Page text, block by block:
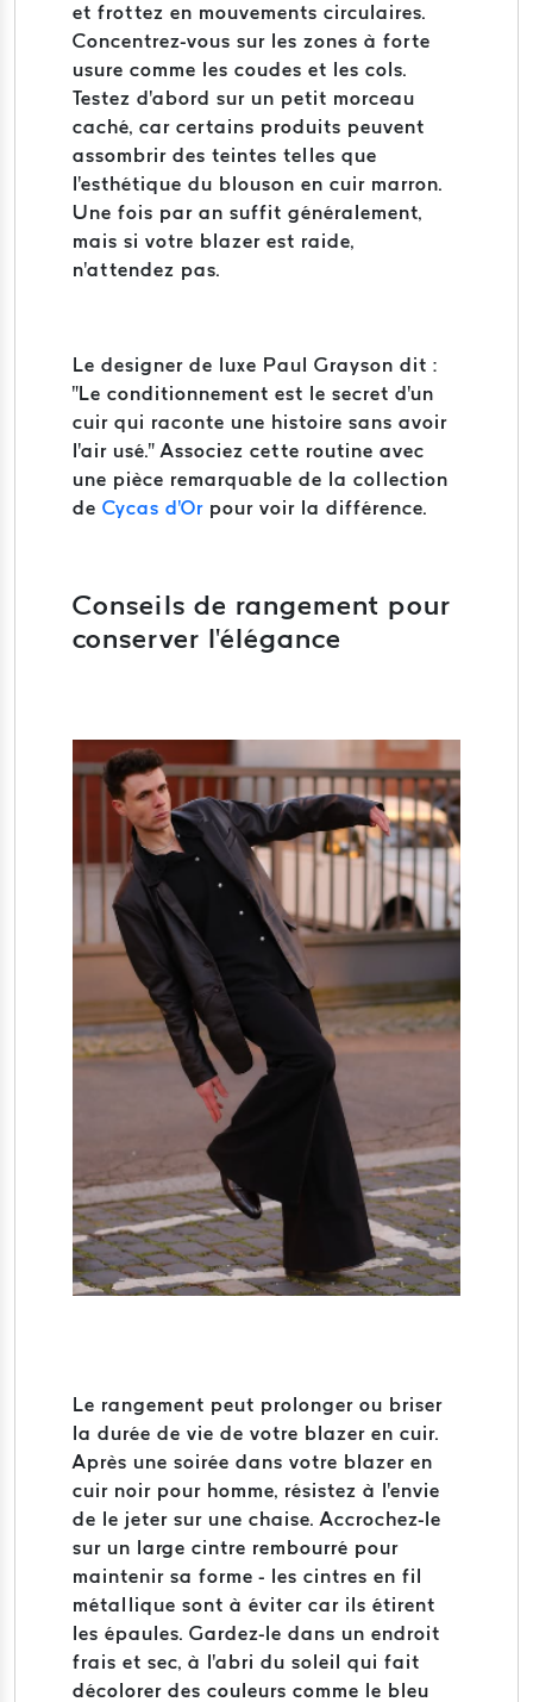
et frottez en mouvements circulaires.
Concentrez-vous sur les zones à forte
usure comme les coudes et les cols.
Testez d'abord sur un petit morceau
caché, car certains produits peuvent
assombrir des teintes telles que
l'esthétique du blouson en cuir marron.
Une fois par an suffit généralement,
mais si votre blazer est raide,
n'attendez pas.
Le designer de luxe Paul Grayson dit :
"Le conditionnement est le secret d'un
cuir qui raconte une histoire sans avoir
l'air usé." Associez cette routine avec
une pièce remarquable de la collection
de Cycas d'Or pour voir la différence.
Conseils de rangement pour
conserver l'élégance
Le rangement peut prolonger ou briser
la durée de vie de votre blazer en cuir.
Après une soirée dans votre blazer en
cuir noir pour homme, résistez à l'envie
de le jeter sur une chaise. Accrochez-le
sur un large cintre rembourré pour
maintenir sa forme - les cintres en fil
métallique sont à éviter car ils étirent
les épaules. Gardez-le dans un endroit
frais et sec, à l'abri du soleil qui fait
décolorer des couleurs comme le bleu